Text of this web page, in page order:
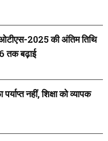
2025 की अंतिम तिथि
तक बढ़ाई
नहीं, शिक्षा को व्यापक